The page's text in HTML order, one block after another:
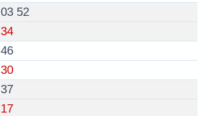
03 52
34
46
30
37
17